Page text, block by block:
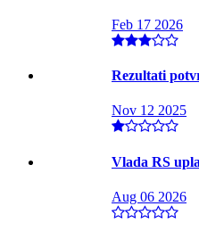
Feb 17 2026
Rezultati
Nov 12 2025
Vlada RS
Aug 06 2026